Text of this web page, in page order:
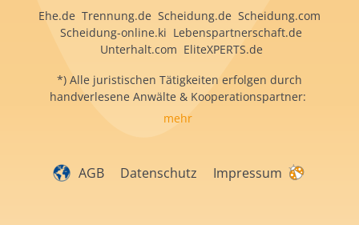
Ehe.de Trennung.de Scheidung.de Scheidung.com
Scheidung-online.ki Lebenspartnerschaft.de
Unterhalt.com EliteXPERTS.de
*) Alle juristischen Tätigkeiten erfolgen durch
handverlesene Anwälte & Kooperationspartner:
mehr
AGB Datenschutz Impressum